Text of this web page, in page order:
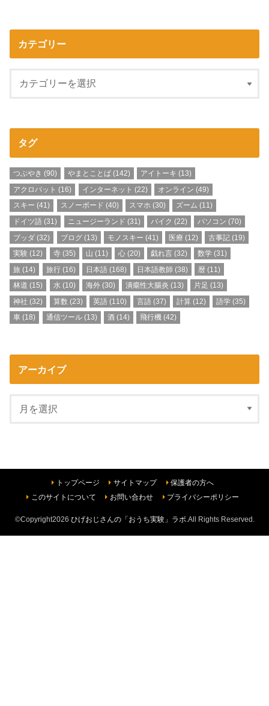
カテゴリー
タグ
つぶやき (90) やまとことば(142) アイトーキ (13)
アクロバット (16) インターネット (22) オンライン (49)
スキー (41) スノーボード (40) スマホ (30) ズーム (11)
ドイツ語 (31) ニュージーランド (31) バイク (22) パソコン (70)
ブッダ (32) ブログ(13) モノスキー (41) 医療 (12) 古事記 (19)
実験 (12) 寺(35) 山 (11) 心 (20) 戯れ言 (32) 数学 (31)
旅 (14) 旅行(16) 日本語 (168) 日本語教師 (38) 暦 (11)
林道 (15) 水 (10) 海外(30) 潰瘍性大腸炎 (13) 片足 (13)
神社 (32) 算数 (23) 英語 (110) 言語 (37) 計算 (12) 語学 (35)
車 (18) 通信ツール(13) 酒(14) 飛行機 (42)
アーカイブ
トップページ サイトマップ
保護者の方へ
このサイトについて
お問い合わせ プライバシーポリシー
©Copyright2026 ひげおじさんの「おうち実験」ラボ .All Rights Reserved.